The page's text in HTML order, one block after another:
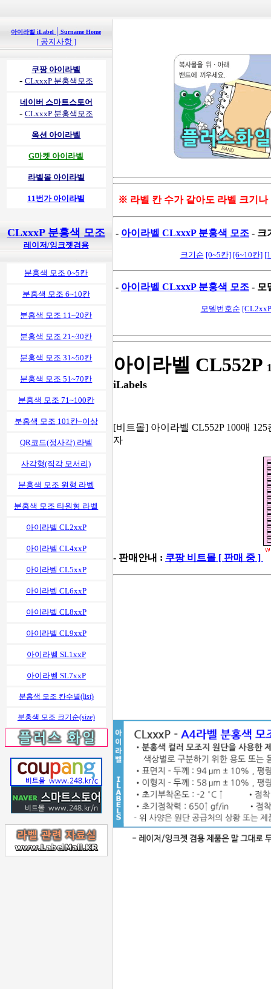
아이라벨 iLabel | Surname Home
[ 공지사항 ]
쿠팡 아이라벨
- CLxxxP 분홍색모조
네이버 스마트스토어
- CLxxxP 분홍색모조
옥션 아이라벨
G마켓 아이라벨
라벨몰 아이라벨
11번가 아이라벨
CLxxxP 분홍색 모조
레이저/잉크젯겸용
분홍색 모조 0~5칸
분홍색 모조 6~10칸
분홍색 모조 11~20칸
분홍색 모조 21~30칸
분홍색 모조 31~50칸
분홍색 모조 51~70칸
분홍색 모조 71~100칸
분홍색 모조 101칸~이상
QR코드(정사각) 라벨
사각형(직각 모서리)
분홍색 모조 원형 라벨
분홍색 모조 타원형 라벨
아이라벨 CL2xxP
아이라벨 CL4xxP
아이라벨 CL5xxP
아이라벨 CL6xxP
아이라벨 CL8xxP
아이라벨 CL9xxP
아이라벨 SL1xxP
아이라벨 SL7xxP
분홍색 모조 칸수별(list)
분홍색 모조 크기순(size)
※ 라벨 칸 수가 같아도 라벨 크기나
- 아이라벨 CLxxxP 분홍색 모조 - 크
크기순 [0~5칸] [6~10칸]
- 아이라벨 CLxxxP 분홍색 모조 - 모
모델번호순
아이라벨 CL552P
iLabels
[비트몰] 아이라벨 CL552P 100매
자
- 판매안내 : 쿠팡 비트몰 [ 판매 중 ]